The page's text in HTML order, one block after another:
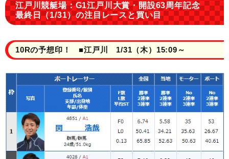
江戸川競艇場：G1江戸川大賞・開設63周年記念
最終日（1/31）の注目レースと買い目
10Rの予想印！ ■江戸川 1/31（木）15:09～